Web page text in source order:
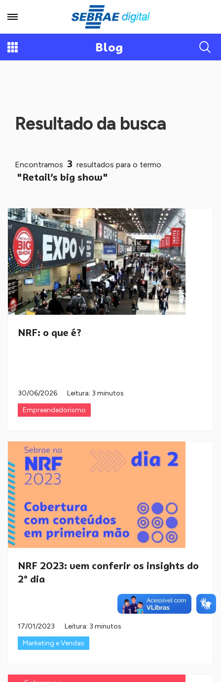
Blog
Resultado da busca
Encontramos 3 resultados para o termo
"Retail’s big show"
NRF: o que é?
30/06/2026
Leitura: 3 minutos
Empreendedorismo
NRF 2023: vem conferir os insights do
2º dia
17/01/2023
Leitura: 3 minutos
Marketing e Vendas